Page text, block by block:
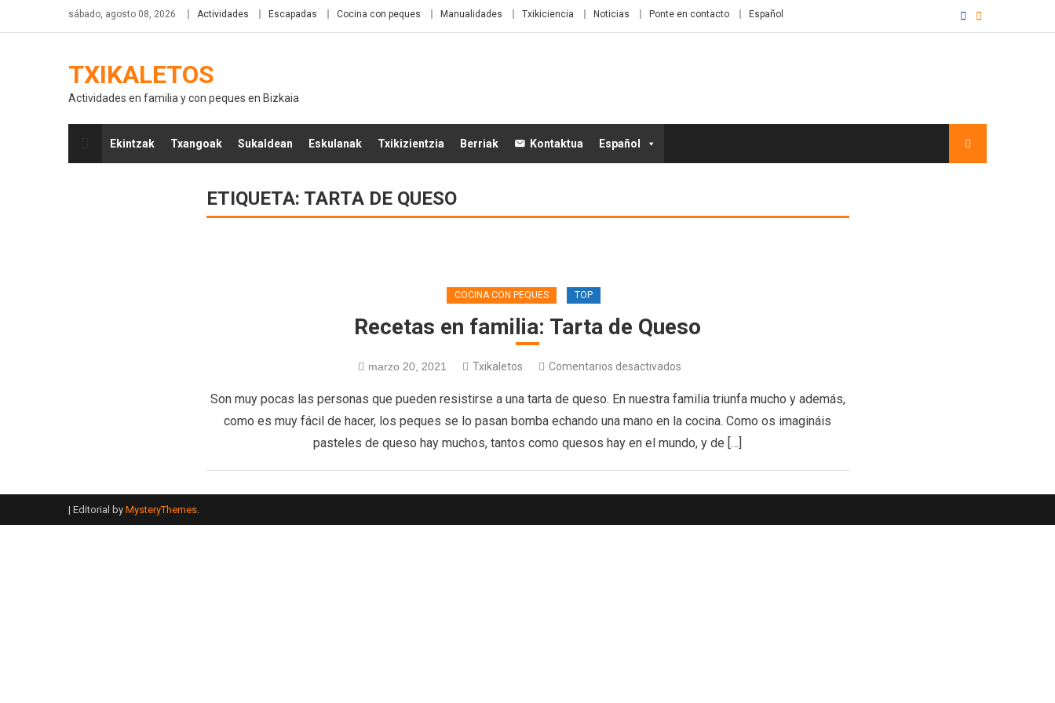
sábado, agosto 08, 2026 Actividades Escapadas Cocina con peques Manualidades Txikiciencia Noticias Ponte en contacto Español
TXIKALETOS
Actividades en familia y con peques en Bizkaia
Ekintzak Txangoak Sukaldean Eskulanak Txikizientzia Berriak Kontaktua Español
ETIQUETA: TARTA DE QUESO
COCINA CON PEQUES TOP
Recetas en familia: Tarta de Queso
marzo 20, 2021 Txikaletos Comentarios desactivados
Son muy pocas las personas que pueden resistirse a una tarta de queso. En nuestra familia triunfa mucho y además,
como es muy fácil de hacer, los peques se lo pasan bomba echando una mano en la cocina. Como os imagináis
pasteles de queso hay muchos, tantos como quesos hay en el mundo, y de […]
| Editorial by MysteryThemes.